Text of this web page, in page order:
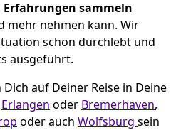
Erfahrungen sammeln
mehr nehmen kann. Wir
schon durchlebt und
ausgeführt.
auf Deiner Reise in Deine
Erlangen oder Bremer­haven,
oder auch Wolfsburg sein